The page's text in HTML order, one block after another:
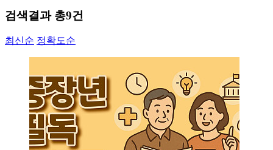
검색결과 총9건
최신순 정확도순